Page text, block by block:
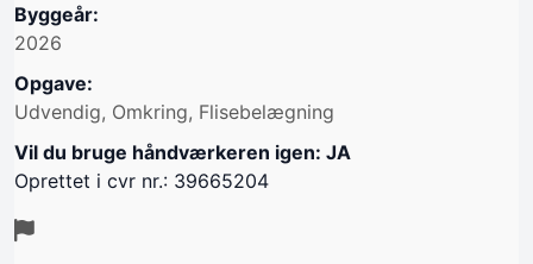
Byggeår:
2026
Opgave:
Udvendig, Omkring, Flisebelægning
Vil du bruge håndværkeren igen: JA
Oprettet i cvr nr.: 39665204